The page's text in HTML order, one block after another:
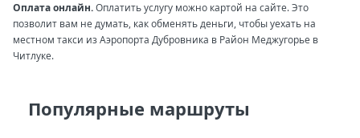
Оплата онлайн.Оплатить услугу можно картой на сайте. Это
позволит вам не думать, как обменять деньги, чтобы уехать на
местном такси из Аэропорта Дубровника в Район Меджугорье в
Читлуке.
Популярные маршруты